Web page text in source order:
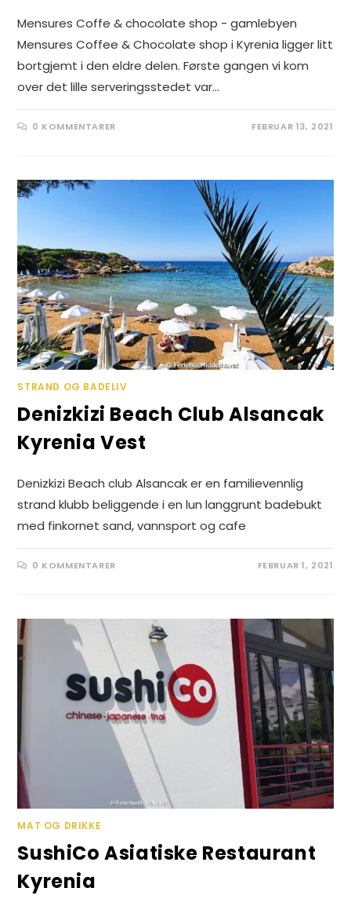
Mensures Coffe & chocolate shop - gamlebyen
Mensures Coffee & Chocolate shop i Kyrenia ligger litt
bortgjemt i den eldre delen. Første gangen vi kom
over det lille serveringsstedet var…
0 KOMMENTARER FEBRUAR 13, 2021
STRAND OG BADELIV
Denizkizi Beach Club Alsancak
Kyrenia Vest
Denizkizi Beach club Alsancak er en familievennlig
strand klubb beliggende i en lun langgrunt badebukt
med finkornet sand, vannsport og cafe
0 KOMMENTARER FEBRUAR 1, 2021
MAT OG DRIKKE
SushiCo Asiatiske Restaurant
Kyrenia